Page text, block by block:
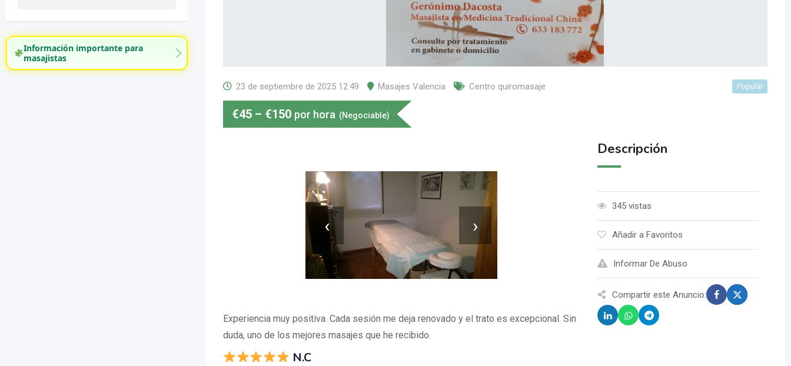
Información importante para
masajistas
23 de septiembre de 2025 12:49 Masajes Valencia Centro quiromasaje Popular
€45 – €150 por hora (Negociable)
‹ ›
Experiencia muy positiva. Cada sesión me deja renovado y el trato es excepcional. Sin
duda, uno de los mejores masajes que he recibido.
N.C
Descripción
345 vistas
Añadir a Favoritos
Informar De Abuso
Compartir este Anuncio: